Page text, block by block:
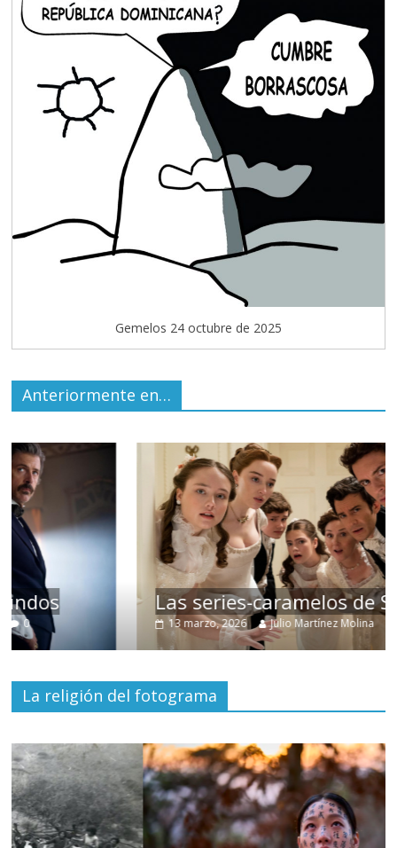
Gemelos 24 octubre de 2025
Anteriormente en…
Las series-caramelos de Shondaland
13 marzo, 2026 Julio Martínez Molina 0
La religión del fotograma